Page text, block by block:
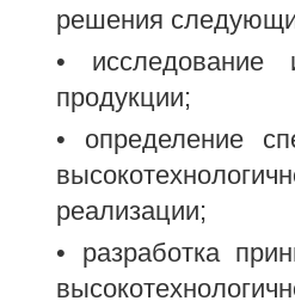
решения
• исследование
продукции;
• определение
реализации;
• разработка